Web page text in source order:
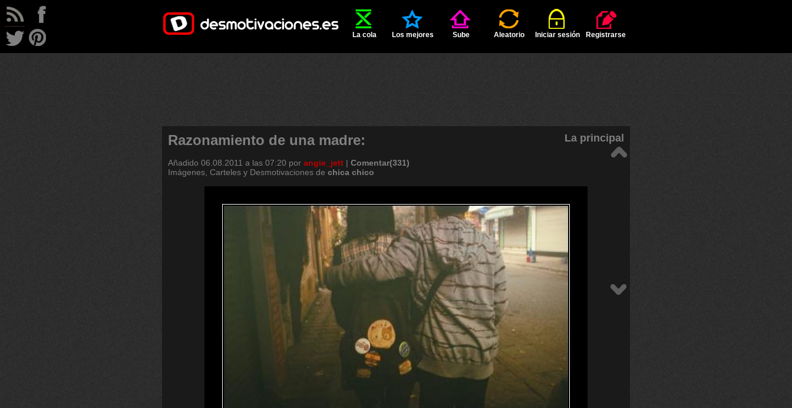
La cola Los mejores Sube Aleatorio Iniciar sesión Registrarse
Razonamiento de una madre: La principal
Añadido 06.08.2011 a las 07:20 por angie_jett | Comentar(331)
Imágenes, Carteles y Desmotivaciones de chica chico